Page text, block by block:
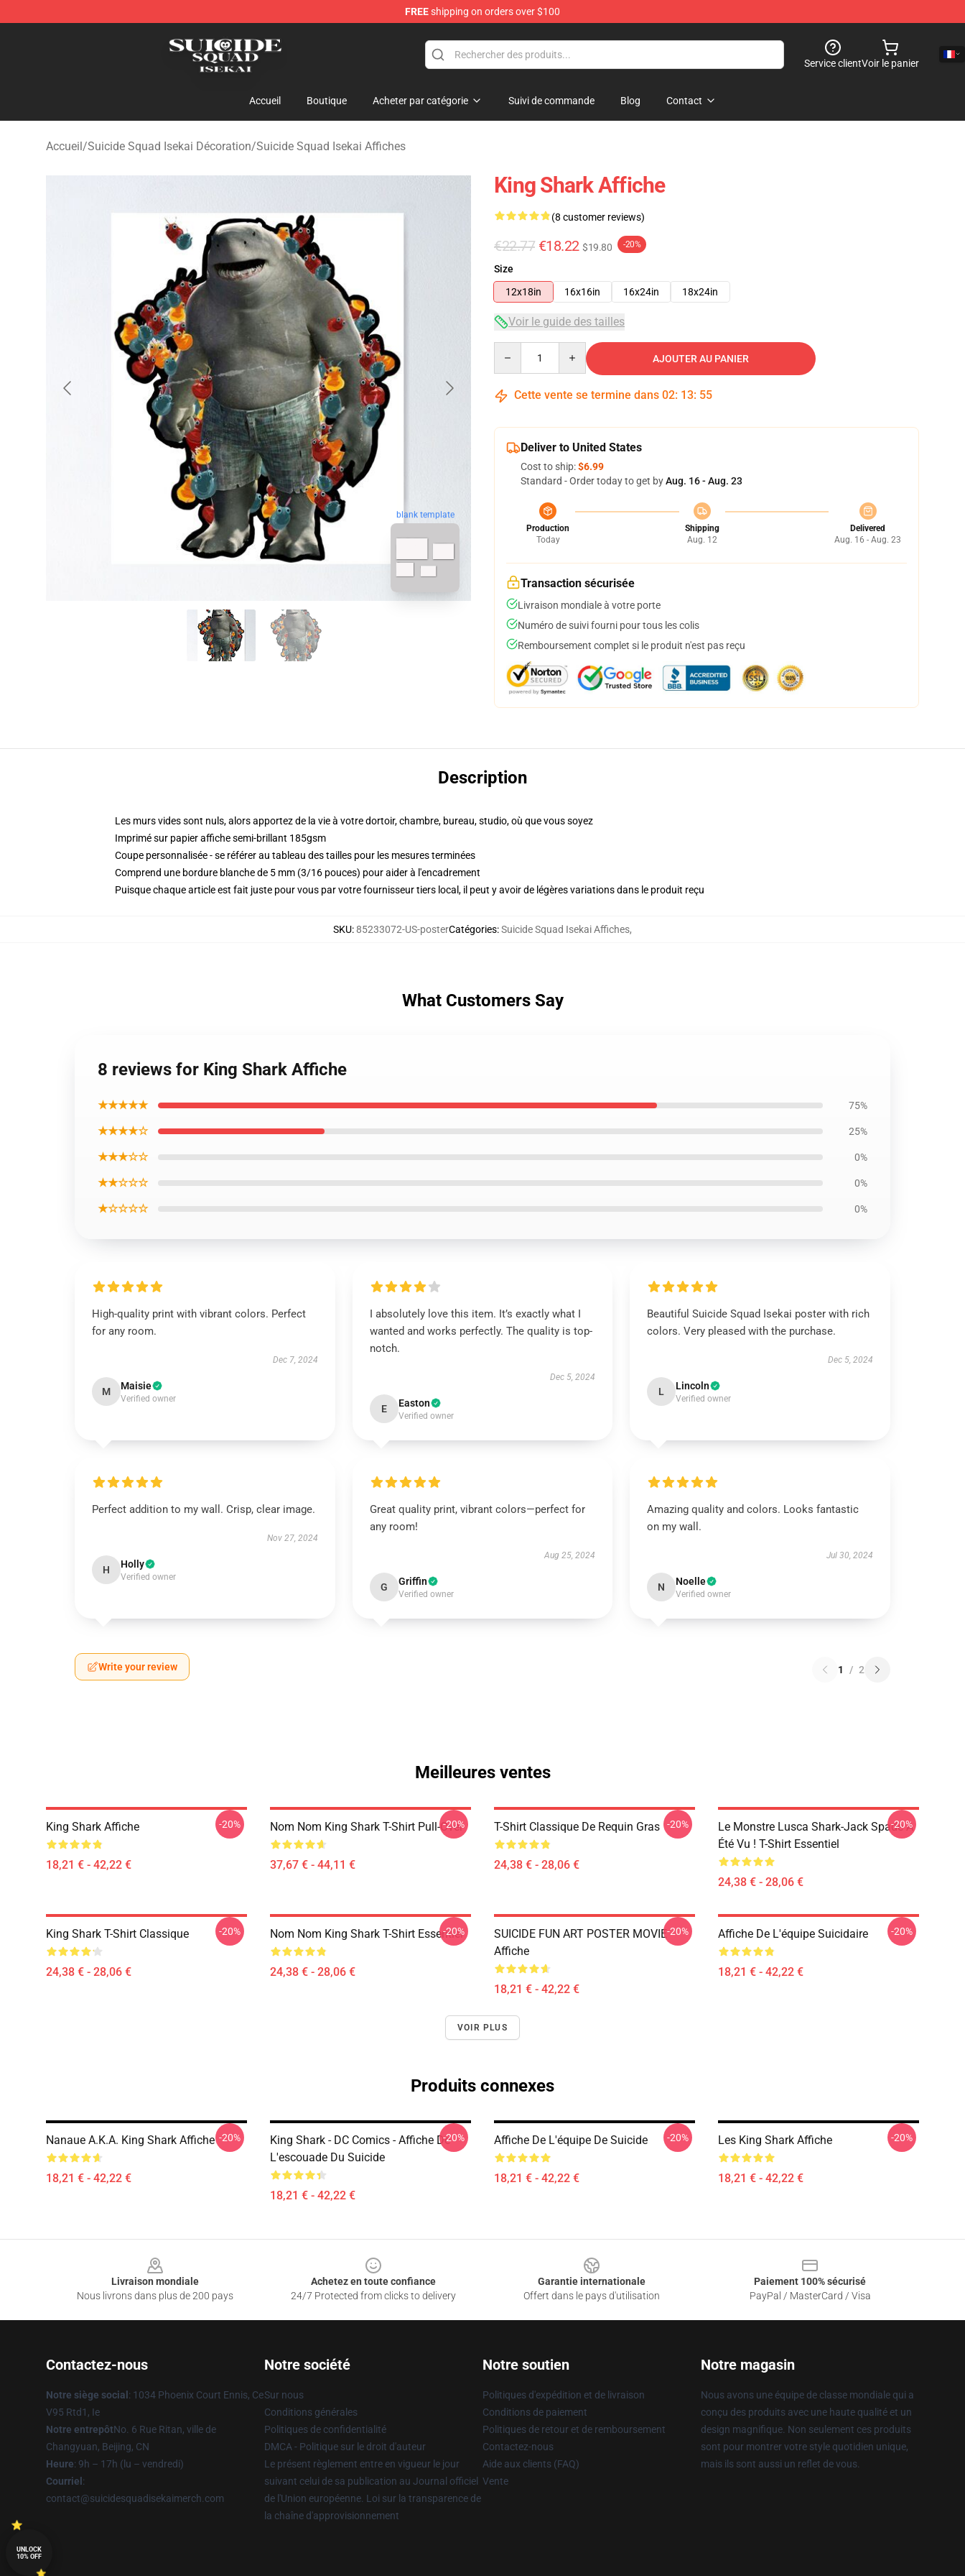
FREEshipping on orders over $100
Service clientVoir le panier
Accueil Boutique Acheter par catégorie Suivi de commande Blog Contact
Accueil/Suicide Squad Isekai Décoration/Suicide Squad Isekai Affiches
blank template
King Shark Affiche
(8 customer reviews)
€22.77 €18.22 $19.80 -20%
Size
12x18in
16x16in 16x24in 18x24in
Voir le guide des tailles
AJOUTER AU PANIER
Cette vente se termine dans 02: 13: 54
Deliver to United States
Cost to ship:$6.99
Standard - Order today to get byAug. 16 - Aug. 23
Production
Today
Shipping
Aug. 12
Delivered
Aug. 16 - Aug. 23
Transaction sécurisée
Livraison mondiale à votre porte
Numéro de suivi fourni pour tous les colis
Remboursement complet si le produit n'est pas reçu
Description
Les murs vides sont nuls, alors apportez de la vie à votre dortoir, chambre, bureau, studio, où que vous soyez
Imprimé sur papier affiche semi-brillant 185gsm
Coupe personnalisée - se référer au tableau des tailles pour les mesures terminées
Comprend une bordure blanche de 5 mm (3/16 pouces) pour aider à l'encadrement
Puisque chaque article est fait juste pour vous par votre fournisseur tiers local, il peut y avoir de légères variations dans le produit reçu
SKU:85233072-US-posterCatégories:Suicide Squad Isekai Affiches,
What Customers Say
8 reviews for King Shark Affiche
★★★★★ 75%
★★★★☆ 25%
★★★☆☆ 0%
★★☆☆☆ 0%
★☆☆☆☆ 0%
High-quality print with vibrant colors. Perfect
for any room.
Dec 7, 2024
M Maisie
Verified owner
I absolutely love this item. It’s exactly what I
wanted and works perfectly. The quality is top-
notch.
Dec 5, 2024
E Easton
Verified owner
Beautiful Suicide Squad Isekai poster with rich
colors. Very pleased with the purchase.
Dec 5, 2024
L Lincoln
Verified owner
Perfect addition to my wall. Crisp, clear image.
Nov 27, 2024
H Holly
Verified owner
Great quality print, vibrant colors—perfect for
any room!
Aug 25, 2024
G Griffin
Verified owner
Amazing quality and colors. Looks fantastic
on my wall.
Jul 30, 2024
N Noelle
Verified owner
Write your review 1 / 2
Meilleures ventes
King Shark Affiche
18,21 € - 42,22 €
-20% Nom Nom King Shark T-Shirt Pull-Over
37,67 € - 44,11 €
-20% T-Shirt Classique De Requin Gras
24,38 € - 28,06 €
-20%
Le Monstre Lusca Shark-Jack Spade A
Été Vu ! T-Shirt Essentiel
24,38 € - 28,06 €
-20%
King Shark T-Shirt Classique
24,38 € - 28,06 €
-20% Nom Nom King Shark T-Shirt Essentiel
24,38 € - 28,06 €
-20%
SUICIDE FUN ART POSTER MOVIE
Affiche
18,21 € - 42,22 €
-20% Affiche De L'équipe Suicidaire
18,21 € - 42,22 €
-20%
VOIR PLUS
Produits connexes
Nanaue A.K.A. King Shark Affiche
18,21 € - 42,22 €
-20%
King Shark - DC Comics - Affiche De
L'escouade Du Suicide
18,21 € - 42,22 €
-20% Affiche De L'équipe De Suicide
18,21 € - 42,22 €
-20% Les King Shark Affiche
18,21 € - 42,22 €
-20%
Livraison mondiale
Nous livrons dans plus de 200 pays
Achetez en toute confiance
24/7 Protected from clicks to delivery
Garantie internationale
Offert dans le pays d'utilisation
Paiement 100% sécurisé
PayPal / MasterCard / Visa
Contactez-nous
Notre siège social : 1034 Phoenix Court Ennis, Ce
V95 Rtd1, Ie
Notre entrepôtNo. 6 Rue Ritan, ville de
Changyuan, Beijing, CN
Heure: 9h – 17h (lu – vendredi)
Courriel :
contact@suicidesquadisekaimerch.com
Notre société
Sur nous
Conditions générales
Politiques de confidentialité
DMCA - Politique sur le droit d'auteur
Le présent règlement entre en vigueur le jour
suivant celui de sa publication au Journal officiel
de l'Union européenne. Loi sur la transparence de
la chaîne d'approvisionnement
Notre soutien
Politiques d'expédition et de livraison
Conditions de paiement
Politiques de retour et de remboursement
Contactez-nous
Aide aux clients (FAQ)
Vente
Notre magasin
Nous avons une équipe de classe mondiale qui a
conçu des produits avec une haute qualité et un
design magnifique. Non seulement ces produits
sont pour montrer votre style quotidien unique,
mais ils sont aussi un reflet de vous.
UNLOCK
10% OFF